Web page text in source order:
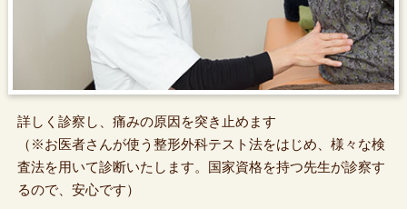
詳しく診察し、痛みの原因を突き止めます
（※お医者さんが使う整形外科テスト法をはじめ、様々な検
査法を用いて診断いたします。国家資格を持つ先生が診察す
るので、安心です）